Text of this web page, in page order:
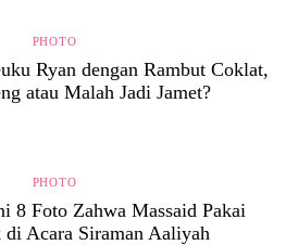
PHOTO
Ryan dengan Rambut Coklat,
atau Malah Jadi Jamet?
PHOTO
8 Foto Zahwa Massaid Pakai
di Acara Siraman Aaliyah